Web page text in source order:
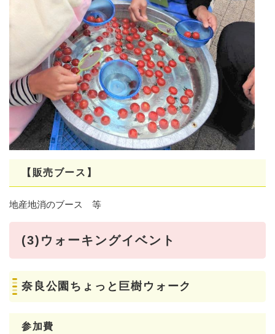
【販売ブース】
地産地消のブース 等
(3)ウォーキングイベント
奈良公園ちょっと巨樹ウォーク
参加費